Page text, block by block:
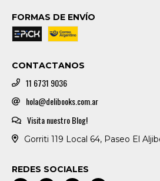
FORMAS DE ENVÍO
CONTACTANOS
11 6731 9036
hola@delibooks.com.ar
Visita nuestro Blog!
Gorriti 119 Local 64, Paseo El
REDES SOCIALES